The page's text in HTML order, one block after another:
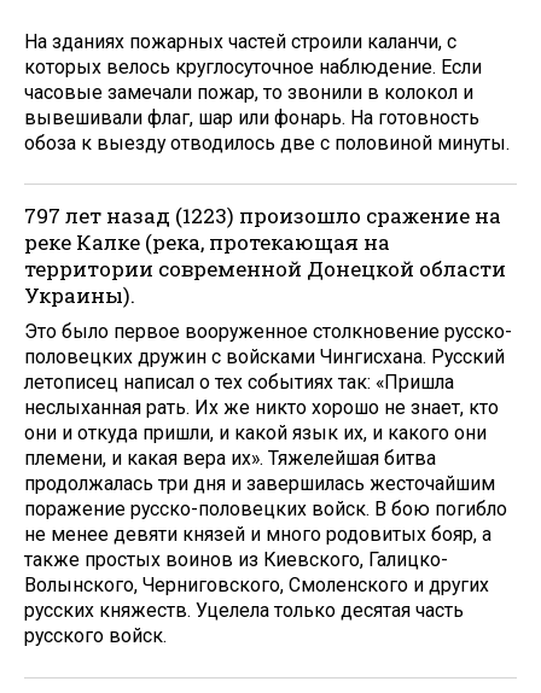
На зданиях пожарных частей строили каланчи, с
которых велось круглосуточное наблюдение. Если
часовые замечали пожар, то звонили в колокол и
вывешивали флаг, шар или фонарь. На готовность
обоза к выезду отводилось две с половиной минуты.
797 лет назад (1223) произошло сражение на
реке Калке (река, протекающая на
территории современной Донецкой области
Украины).
Это было первое вооруженное столкновение русско-
половецких дружин с войсками Чингисхана. Русский
летописец написал о тех событиях так: «Пришла
неслыханная рать. Их же никто хорошо не знает, кто
они и откуда пришли, и какой язык их, и какого они
племени, и какая вера их». Тяжелейшая битва
продолжалась три дня и завершилась жесточайшим
поражение русско-половецких войск. В бою погибло
не менее девяти князей и много родовитых бояр, а
также простых воинов из Киевского, Галицко-
Волынского, Черниговского, Смоленского и других
русских княжеств. Уцелела только десятая часть
русского войск.